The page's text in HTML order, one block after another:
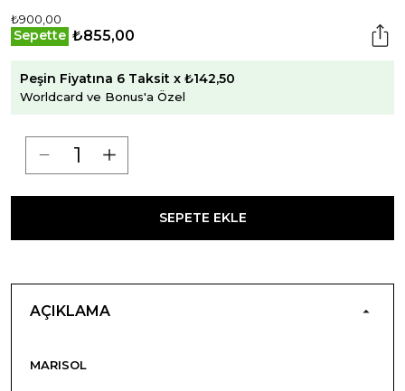
₺900,00
Sepette ₺855,00
Peşin Fiyatına 6 Taksit x ₺142,50
Worldcard ve Bonus'a Özel
SEPETE EKLE
AÇIKLAMA
MARISOL